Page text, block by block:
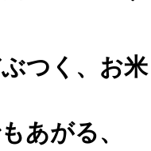
ぶつく、お米
る、